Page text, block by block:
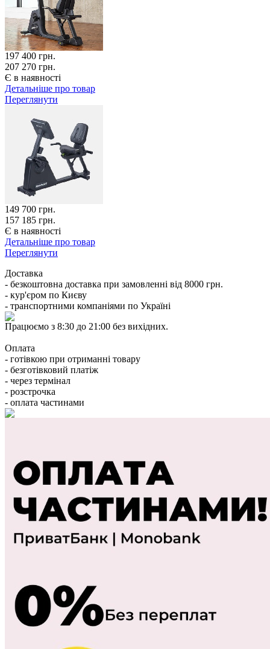
197 400 грн.
207 270 грн.
Є в наявності
Детальніше про товар
Переглянути
149 700 грн.
157 185 грн.
Є в наявності
Детальніше про товар
Переглянути
Доставка
- безкоштовна доставка при замовленні від 8000 грн.
- кур'єром по Києву
- транспортними компаніями по Україні
Працюємо з 8:30 до 21:00 без вихідних.
Оплата
- готівкою при отриманні товару
- безготівковий платіж
- через термінал
- розстрочка
- оплата частинами